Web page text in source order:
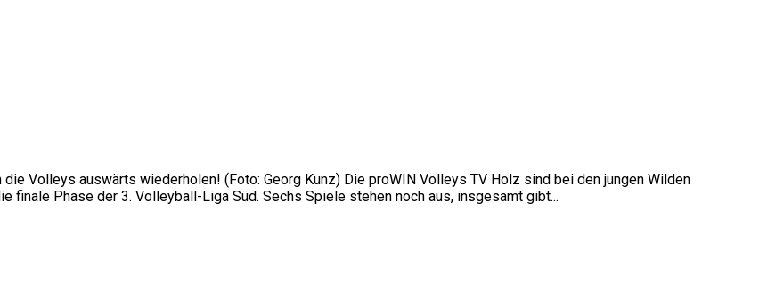
Volleys auswärts wiederholen! (Foto: Georg Kunz) Die proWIN Volleys TV Holz sind bei den jungen Wilden
finale Phase der 3. Volleyball-Liga Süd. Sechs Spiele stehen noch aus, insgesamt gibt...